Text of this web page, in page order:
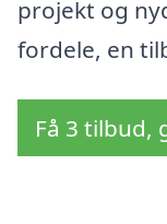
projekt og
fordele, en
Få 3 tilbud,